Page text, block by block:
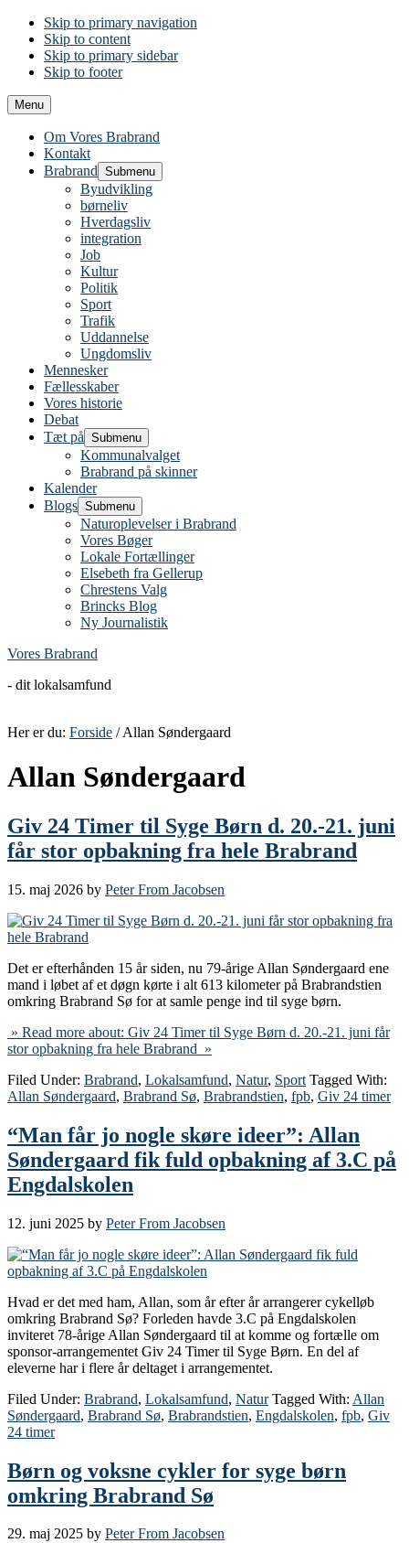
Skip to primary navigation
Skip to content
Skip to primary sidebar
Skip to footer
Menu
Om Vores Brabrand
Kontakt
Brabrand Submenu
Byudvikling
børneliv
Hverdagsliv
integration
Job
Kultur
Politik
Sport
Trafik
Uddannelse
Ungdomsliv
Mennesker
Fællesskaber
Vores historie
Debat
Tæt på Submenu
Kommunalvalget
Brabrand på skinner
Kalender
Blogs Submenu
Naturoplevelser i Brabrand
Vores Bøger
Lokale Fortællinger
Elsebeth fra Gellerup
Chrestens Valg
Brincks Blog
Ny Journalistik
Vores Brabrand
- dit lokalsamfund
Her er du: Forside / Allan Søndergaard
Allan Søndergaard
Giv 24 Timer til Syge Børn d. 20.-21. juni
får stor opbakning fra hele Brabrand
15. maj 2026 by Peter From Jacobsen
Det er efterhånden 15 år siden, nu 79-årige Allan Søndergaard ene
mand i løbet af et døgn kørte i alt 613 kilometer på Brabrandstien
omkring Brabrand Sø for at samle penge ind til syge børn.
» Read more about: Giv 24 Timer til Syge Børn d. 20.-21. juni får
stor opbakning fra hele Brabrand »
Filed Under: Brabrand, Lokalsamfund, Natur, Sport Tagged With:
Allan Søndergaard, Brabrand Sø, Brabrandstien, fpb, Giv 24 timer
“Man får jo nogle skøre ideer”: Allan
Søndergaard fik fuld opbakning af 3.C på
Engdalskolen
12. juni 2025 by Peter From Jacobsen
Hvad er det med ham, Allan, som år efter år arrangerer cykelløb
omkring Brabrand Sø? Forleden havde 3.C på Engdalskolen
inviteret 78-årige Allan Søndergaard til at komme og fortælle om
sponsor-arrangementet Giv 24 Timer til Syge Børn. En del af
eleverne har i flere år deltaget i arrangementet.
Filed Under: Brabrand, Lokalsamfund, Natur Tagged With: Allan
Søndergaard, Brabrand Sø, Brabrandstien, Engdalskolen, fpb, Giv
24 timer
Børn og voksne cykler for syge børn
omkring Brabrand Sø
29. maj 2025 by Peter From Jacobsen